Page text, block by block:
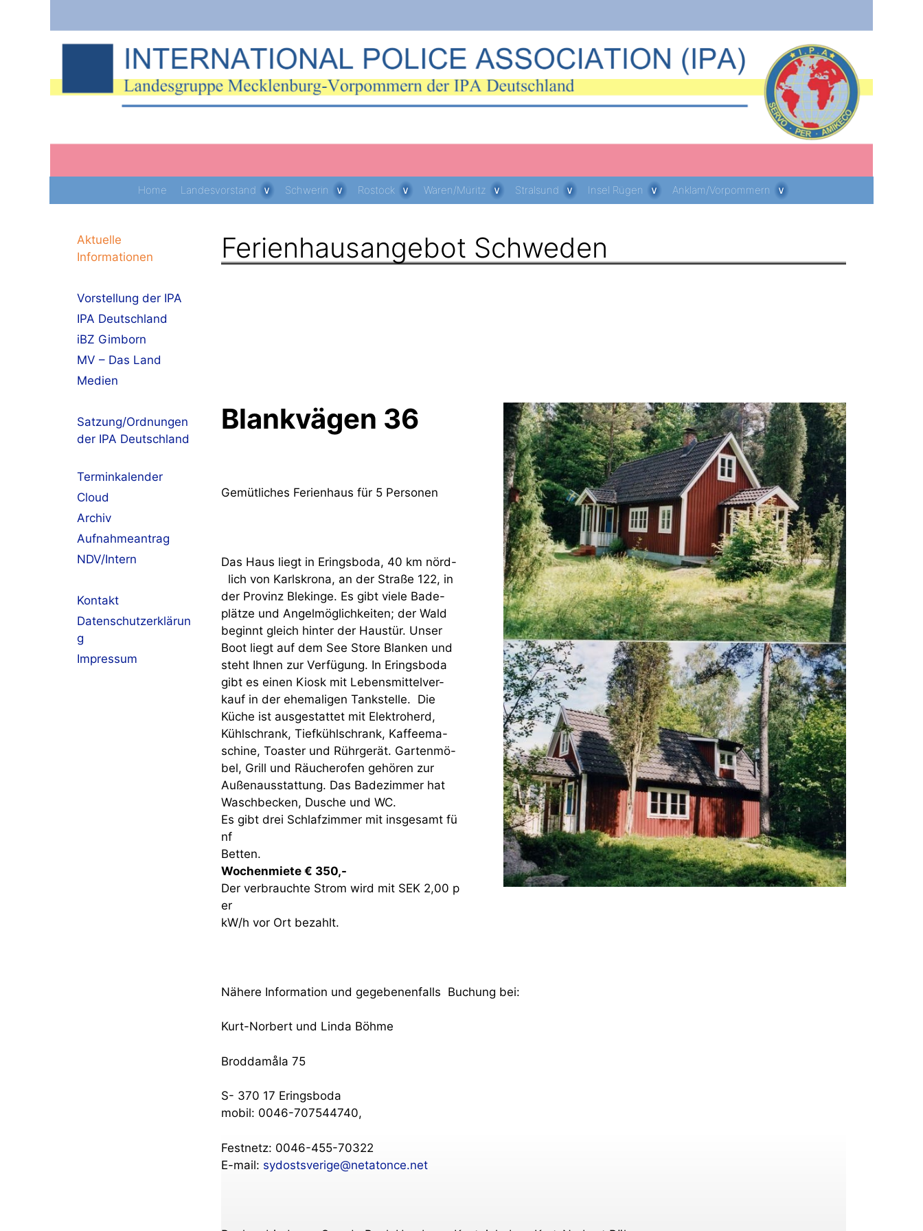
Home Landesvorstand Schwerin Rostock Waren/Müritz Stralsund Insel Rügen Anklam/Vorpommern
Ferienhausangebot Schweden
Blankvägen 36
Gemütliches Ferienhaus für 5 Personen
Das Haus liegt in Eringsboda, 40 km nörd-
lich von Karlskrona, an der Straße 122, in
der Provinz Blekinge. Es gibt viele Bade-
plätze und Angelmöglichkeiten; der Wald
beginnt gleich hinter der Haustür. Unser
Boot liegt auf dem See Store Blanken und
steht Ihnen zur Verfügung. In Eringsboda
gibt es einen Kiosk mit Lebensmittelver-
kauf in der ehemaligen Tankstelle. Die
Küche ist ausgestattet mit Elektroherd,
Kühlschrank, Tiefkühlschrank, Kaffeema-
schine, Toaster und Rührgerät. Gartenmö-
bel, Grill und Räucherofen gehören zur
Außenausstattung. Das Badezimmer hat
Waschbecken, Dusche und WC.
Es gibt drei Schlafzimmer mit insgesamt fü
nf
Betten.
Wochenmiete € 350,-
Der verbrauchte Strom wird mit SEK 2,00 p
er
kW/h vor Ort bezahlt.
Nähere Information und gegebenenfalls Buchung bei:
Kurt-Norbert und Linda Böhme
Broddamåla 75
S- 370 17 Eringsboda
mobil: 0046-707544740,
Festnetz: 0046-455-70322
E-mail: sydostsverige@netatonce.net
Aktuelle
Informationen
Vorstellung der IPA
IPA Deutschland
iBZ Gimborn
MV – Das Land
Medien
Satzung/Ordnungen
der IPA Deutschland
Terminkalender
Cloud
Archiv
Aufnahmeantrag
NDV/Intern
Kontakt
Datenschutzerklärun
g
Impressum